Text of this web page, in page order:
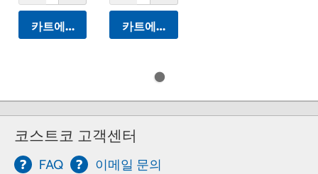
카트에 담기 카트에 담기
코스트코 고객센터
FAQ 이메일 문의